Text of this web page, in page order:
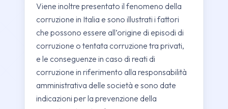
Viene inoltre presentato il fenomeno della
corruzione in Italia e sono illustrati i fattori
che possono essere all’origine di episodi di
corruzione o tentata corruzione tra privati,
e le conseguenze in caso di reati di
corruzione in riferimento alla responsabilità
amministrativa delle società e sono date
indicazioni per la prevenzione della